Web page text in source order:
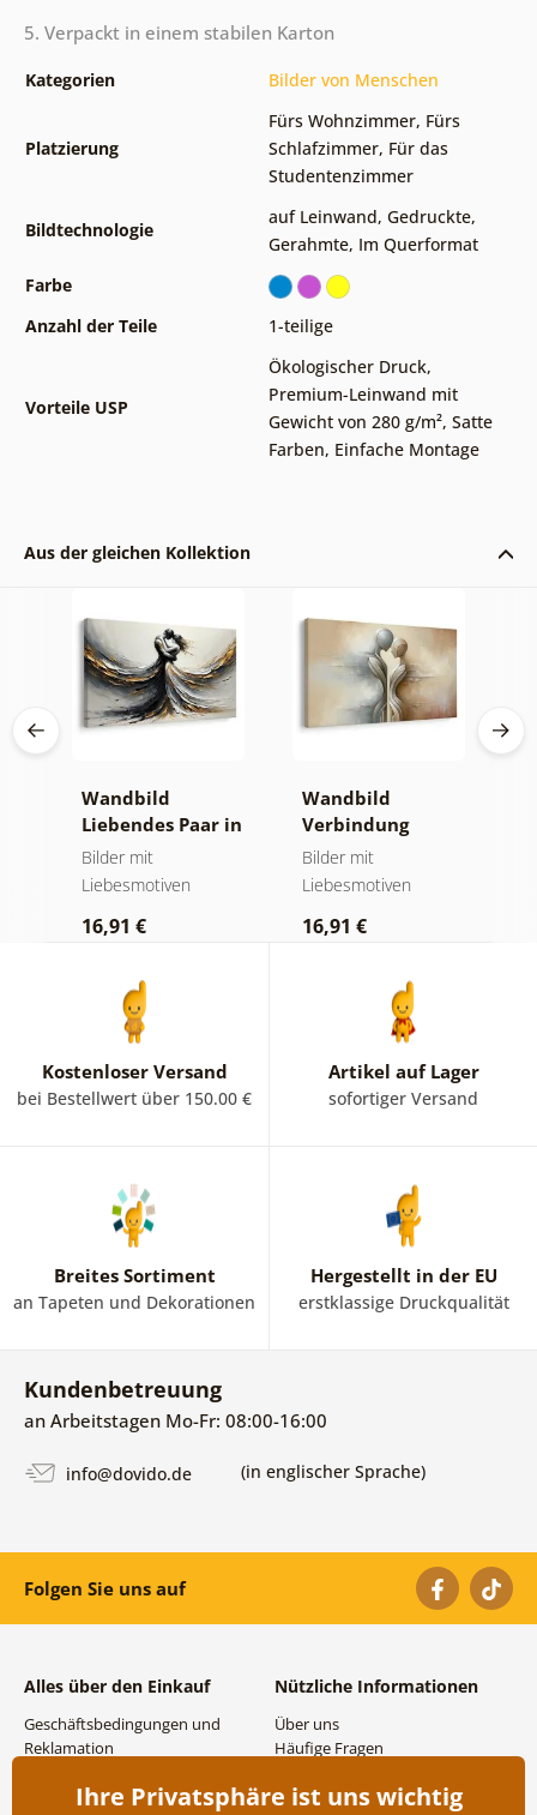
5. Verpackt in einem stabilen Karton
Kategorien Bilder von Menschen
Platzierung
Fürs Wohnzimmer, Fürs
Schlafzimmer, Für das
Studentenzimmer
Bildtechnologie
auf Leinwand, Gedruckte,
Gerahmte, Im Querformat
Farbe
Anzahl der Teile
1-teilige
Vorteile USP
Ökologischer Druck,
Premium-Leinwand mit
Gewicht von 280 g/m², Satte
Farben, Einfache Montage
Aus der gleichen Kollektion
Wandbild
Liebendes Paar in
Bewegung
Bilder mit
Liebesmotiven
16,91 €
Wandbild
Verbindung
zweier Seelen
Bilder mit
Liebesmotiven
16,91 €
Kostenloser Versand
bei Bestellwert über 150.00 €
Artikel auf Lager
sofortiger Versand
Breites Sortiment
an Tapeten und Dekorationen
Hergestellt in der EU
erstklassige Druckqualität
Kundenbetreuung
an Arbeitstagen Mo-Fr: 08:00-16:00
info@dovido.de (in englischer Sprache)
Folgen Sie uns auf
Alles über den Einkauf
Geschäftsbedingungen und
Reklamation
Versand- und
Nützliche Informationen
Über uns
Häufige Fragen
Großhandel und
Ihre Privatsphäre ist uns wichtig